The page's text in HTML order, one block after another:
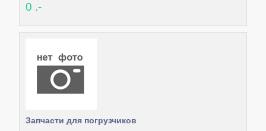
0 .-
Запчасти для погрузчиков